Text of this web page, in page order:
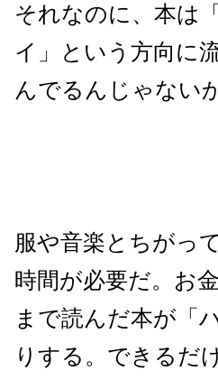
それなのに、本は
イ」という方向に
んでるんじゃない
服や音楽とちがっ
時間が必要だ。お
まで読んだ本が「
りする。できるだ